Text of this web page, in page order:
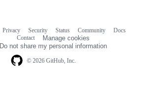
© 2026 GitHub, Inc.
Privacy Security Status Community
Docs
Contact
Manage cookies
Do not share my personal information